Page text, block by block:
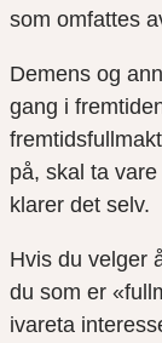
som omfattes
Demens og
gang i
på, skal ta
klarer det selv.
Hvis du velger
du som er
ivareta